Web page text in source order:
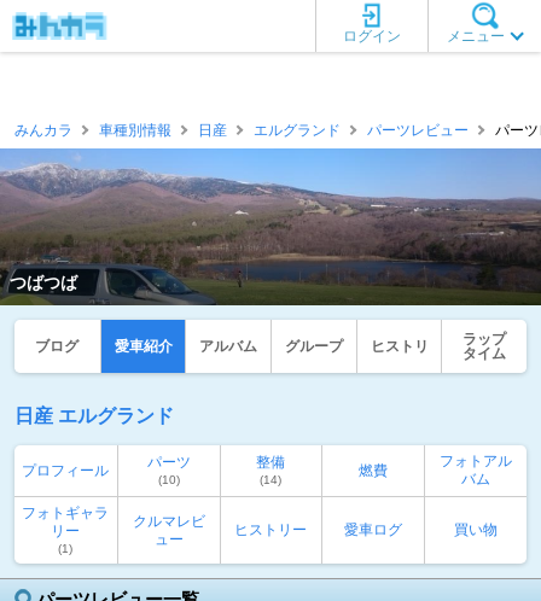
メニュー
ログイン
みんカラ 車種別情報 日産 エルグランド パーツレビュー パー
つばつば
ブログ 愛車紹介 アルバム グループ ヒストリ
ラップ
タイム
日産 エルグランド
プロフィール パーツ
(10)
整備
(14)
燃費
フォトアル
バム
フォトギャラ
リー
(1)
クルマレビ
ュー
ヒストリー 愛車ログ 買い物